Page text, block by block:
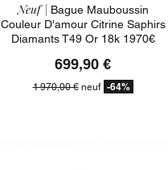
Neuf | Bague Mauboussin
Couleur D'amour Citrine Saphirs
Diamants T49 Or 18k 1970€
699,90 €
1 970,00 €neuf -64%